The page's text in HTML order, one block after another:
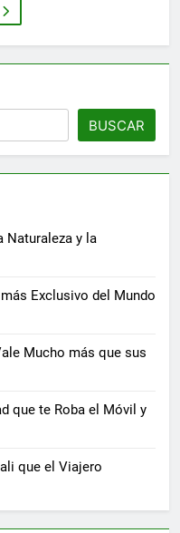
BUSCAR
Naturaleza y la
Exclusivo del Mundo
Mucho más que sus
que te Roba el Móvil y
que el Viajero